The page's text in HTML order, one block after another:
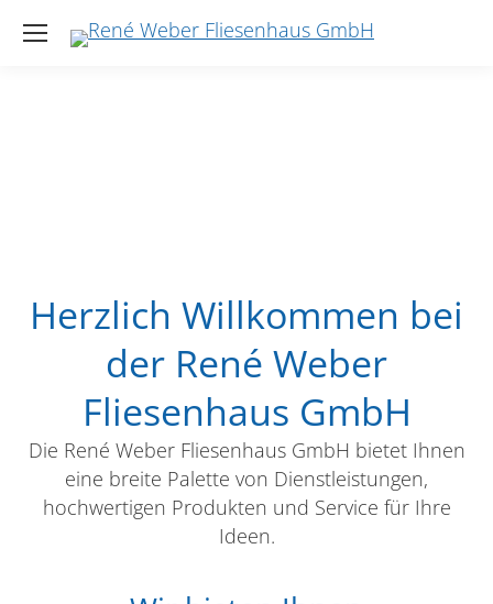
Herzlich Willkommen bei
der René Weber
Fliesenhaus GmbH
Die René Weber Fliesenhaus GmbH bietet Ihnen
eine breite Palette von Dienstleistungen,
hochwertigen Produkten und Service für Ihre
Ideen.